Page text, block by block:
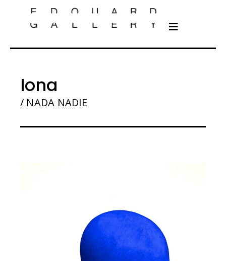
Iona
/ NADA NADIE